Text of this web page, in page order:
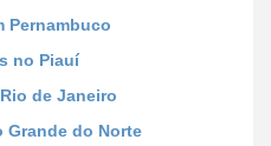
Pernambuco
no Piauí
de Janeiro
Grande do Norte